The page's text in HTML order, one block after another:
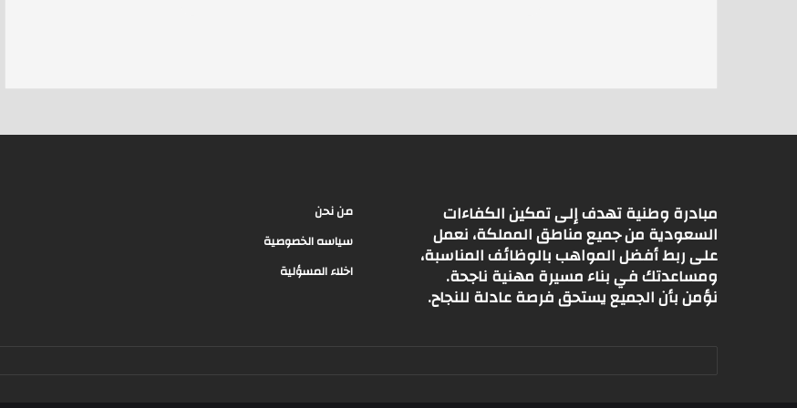
مبادرة وطنية تهدف إلى تمكين الكفاءات
السعودية من جميع مناطق المملكة، نعمل
على ربط أفضل المواهب بالوظائف المناسبة،
ومساعدتك في بناء مسيرة مهنية ناجحة.
نؤمن بأن الجميع يستحق فرصة عادلة للنجاح.
من نحن
سياسه الخصوصية
اخلاء المسؤلية